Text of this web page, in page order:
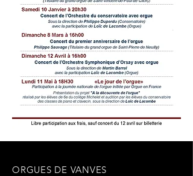
ORGUES DE VANVES